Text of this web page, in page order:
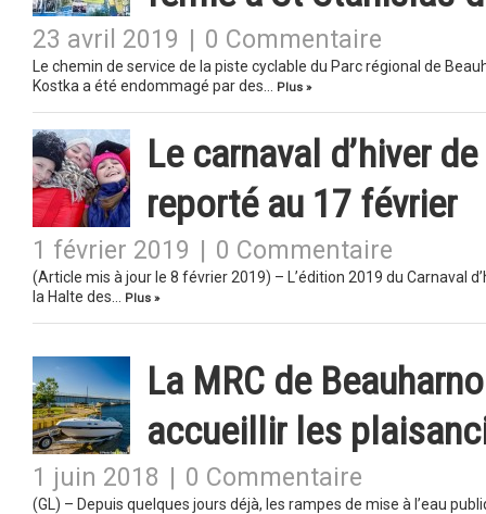
23 avril 2019 0 Commentaire
Le chemin de service de la piste cyclable du Parc régional de
Kostka a été endommagé par des…
Plus »
Le carnaval d’hiver
reporté au 17 février
1 février 2019 0 Commentaire
(Article mis à jour le 8 février 2019) – L’édition 2019 du Carnaval
la Halte des…
Plus »
La MRC de
accueillir les
1 juin 2018 0 Commentaire
(GL) – Depuis quelques jours déjà, les rampes de mise à l’eau